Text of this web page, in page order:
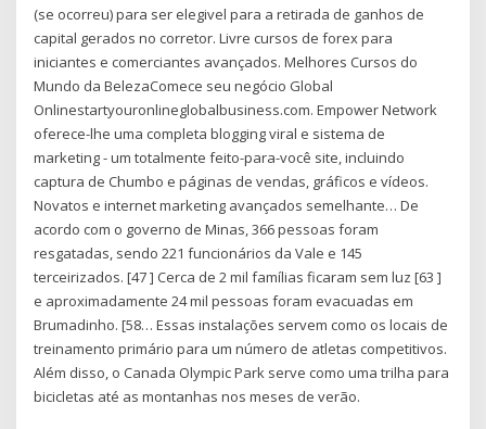
(se ocorreu) para ser elegivel para a retirada de ganhos de
capital gerados no corretor. Livre cursos de forex para
iniciantes e comerciantes avançados. Melhores Cursos do
Mundo da BelezaComece seu negócio Global
Onlinestartyouronlineglobalbusiness.com. Empower Network
oferece-lhe uma completa blogging viral e sistema de
marketing - um totalmente feito-para-você site, incluindo
captura de Chumbo e páginas de vendas, gráficos e vídeos.
Novatos e internet marketing avançados semelhante… De
acordo com o governo de Minas, 366 pessoas foram
resgatadas, sendo 221 funcionários da Vale e 145
terceirizados. [47 ] Cerca de 2 mil famílias ficaram sem luz [63 ]
e aproximadamente 24 mil pessoas foram evacuadas em
Brumadinho. [58… Essas instalações servem como os locais de
treinamento primário para um número de atletas competitivos.
Além disso, o Canada Olympic Park serve como uma trilha para
bicicletas até as montanhas nos meses de verão.